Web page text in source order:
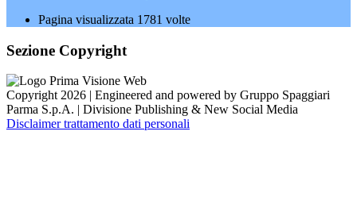
Pagina visualizzata 1781 volte
Sezione Copyright
Copyright 2026 | Engineered and powered by Gruppo Spaggiari
Parma S.p.A. | Divisione Publishing & New Social Media
Disclaimer trattamento dati personali